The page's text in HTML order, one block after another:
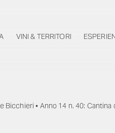
VINI & TERRITORI
Bicchieri • Anno 14 n. 40: Cantina